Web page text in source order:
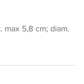
max 5,8 cm; diam.